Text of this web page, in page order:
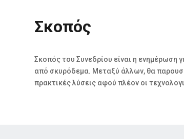
Σκοπός
Σκοπός του Συνεδρίου είναι η ενημέρωση
από σκυρόδεμα. Μεταξύ άλλων, θα
πρακτικές λύσεις αφού πλέον οι